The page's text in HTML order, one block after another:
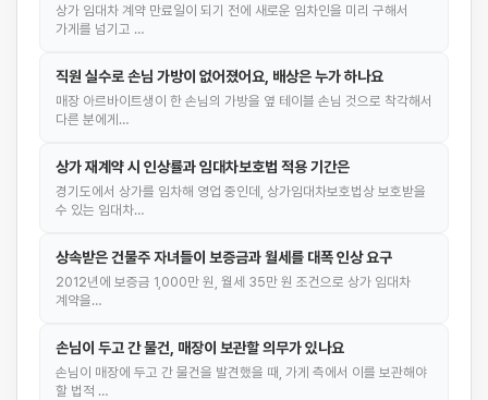
상가 임대차 계약 만료일이 되기 전에 새로운 임차인을 미리 구해서
가게를 넘기고 …
직원 실수로 손님 가방이 없어졌어요, 배상은 누가 하나요
매장 아르바이트생이 한 손님의 가방을 옆 테이블 손님 것으로 착각해서
다른 분에게…
상가 재계약 시 인상률과 임대차보호법 적용 기간은
경기도에서 상가를 임차해 영업 중인데, 상가임대차보호법상 보호받을
수 있는 임대차…
상속받은 건물주 자녀들이 보증금과 월세를 대폭 인상 요구
2012년에 보증금 1,000만 원, 월세 35만 원 조건으로 상가 임대차
계약을…
손님이 두고 간 물건, 매장이 보관할 의무가 있나요
손님이 매장에 두고 간 물건을 발견했을 때, 가게 측에서 이를 보관해야
할 법적 …